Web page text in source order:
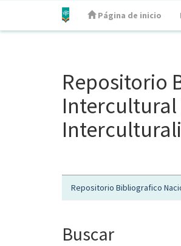
Página de inicio
Repositorio
Intercultural
Repositorio Bibliografico
Buscar